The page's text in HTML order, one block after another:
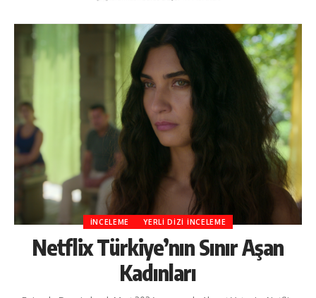
İNCELEME YERLI DIZI İNCELEME
Netflix Türkiye’nın Sınır Aşan
Kadınları